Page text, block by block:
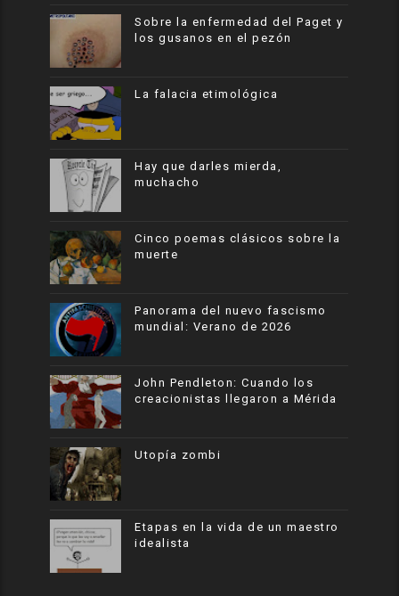
Sobre la enfermedad del Paget y
los gusanos en el pezón
La falacia etimológica
Hay que darles mierda,
muchacho
Cinco poemas clásicos sobre la
muerte
Panorama del nuevo fascismo
mundial: Verano de 2026
John Pendleton: Cuando los
creacionistas llegaron a Mérida
Utopía zombi
Etapas en la vida de un maestro
idealista